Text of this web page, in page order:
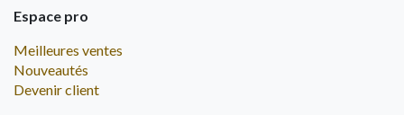
Espace pro
Meilleures ventes
Nouveautés
Devenir client